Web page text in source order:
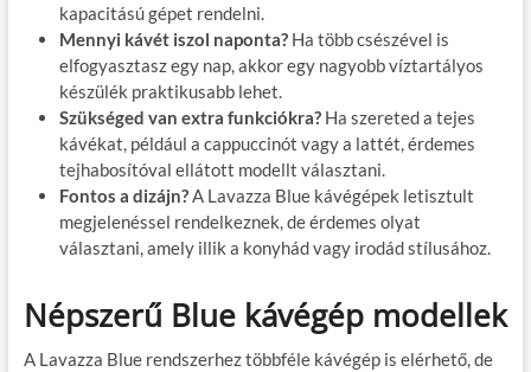
kapacitású gépet rendelni.
Mennyi kávét iszol naponta?Ha több csészével is
elfogyasztasz egy nap, akkor egy nagyobb víztartályos
készülék praktikusabb lehet.
Szükséged van extra funkciókra?Ha szereted a tejes
kávékat, például a cappuccinót vagy a lattét, érdemes
tejhabosítóval ellátott modellt választani.
Fontos a dizájn?A Lavazza Blue kávégépek letisztult
megjelenéssel rendelkeznek, de érdemes olyat
választani, amely illik a konyhád vagy irodád stílusához.
Népszerű Blue kávégép modellek
A Lavazza Blue rendszerhez többféle kávégép is elérhető, de